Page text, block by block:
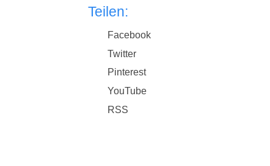
Teilen:
Facebook
Twitter
Pinterest
YouTube
RSS